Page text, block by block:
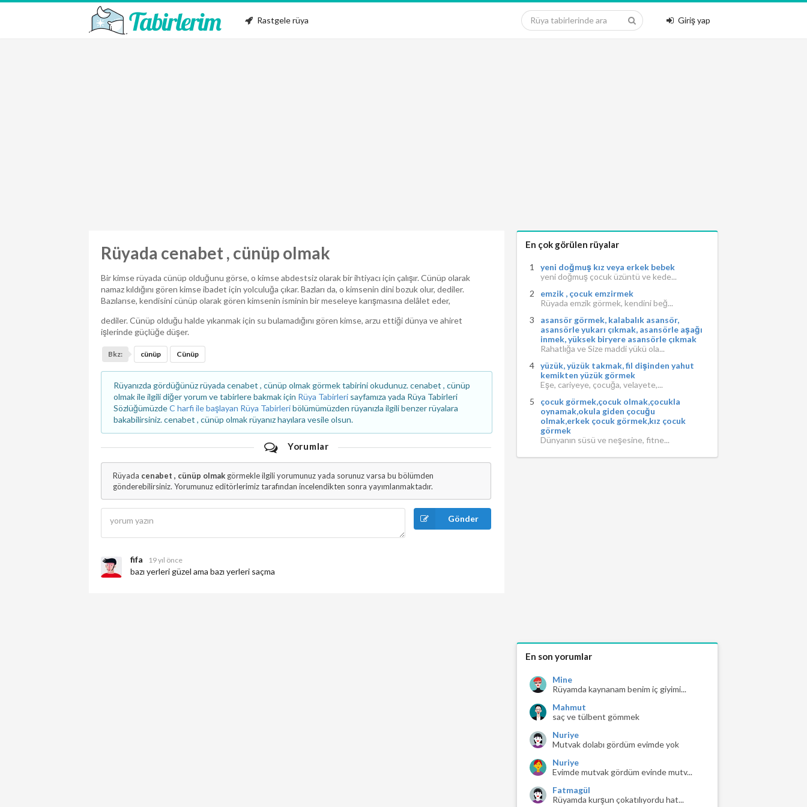
Rastgele rüya Giriş yap
Rüyada cenabet , cünüp olmak
Bir kimse rüyada cünüp olduğunu görse, o kimse abdestsiz olarak bir ihtiyacı için çalışır. Cünüp olarak
namaz kıldığını gören kimse ibadet için yolculuğa çıkar. Bazları da, o kimsenin dini bozuk olur, dediler.
Bazılarıse, kendisini cünüp olarak gören kimsenin isminin bir meseleye karışmasına delâlet eder,
dediler. Cünüp olduğu halde yıkanmak için su bulamadığını gören kimse, arzu ettiği dünya ve ahiret
işlerinde güçlüğe düşer.
Bkz: cünüp Cünüp
Rüyanızda gördüğünüz rüyada cenabet , cünüp olmak görmek tabirini okudunuz. cenabet , cünüp
olmak ile ilgili diğer yorum ve tabirlere bakmak için Rüya Tabirleri sayfamıza yada Rüya Tabirleri
SözlüğümüzdeC harfi ile başlayan Rüya Tabirleribölümümüzden rüyanızla ilgili benzer rüyalara
bakabilirsiniz. cenabet , cünüp olmak rüyanız hayılara vesile olsun.
Yorumlar
Rüyada cenabet , cünüp olmakgörmekle ilgili yorumunuz yada sorunuz varsa bu bölümden
gönderebilirsiniz. Yorumunuz editörlerimiz tarafından incelendikten sonra yayımlanmaktadır.
Gönder
fifa 19 yıl önce
bazı yerleri güzel ama bazı yerleri saçma
En çok görülen rüyalar
yeni doğmuş kız veya erkek bebek
yeni doğmuş çocuk üzüntü ve kede...
emzik , çocuk emzirmek
Rüyada emzik görmek, kendini beğ...
asansör görmek, kalabalık asansör,
asansörle yukarı çıkmak, asansörle aşağı
inmek, yüksek biryere asansörle çıkmak
Rahatlığa ve Size maddi yükü ola...
yüzük, yüzük takmak, fil dişinden yahut
kemikten yüzük görmek
Eşe, cariyeye, çocuğa, velayete,...
çocuk görmek,çocuk olmak,çocukla
oynamak,okula giden çocuğu
olmak,erkek çocuk görmek,kız çocuk
görmek
Dünyanın süsü ve neşesine, fitne...
En son yorumlar
Mine
Rüyamda kaynanam benim iç giyimi...
Mahmut
saç ve tülbent gömmek
Nuriye
Mutvak dolabı gördüm evimde yok
Nuriye
Evimde mutvak gördüm evinde mutv...
Fatmagül
Rüyamda kurşun çokatılıyordu hat...